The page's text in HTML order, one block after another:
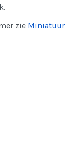
zie Miniatuur